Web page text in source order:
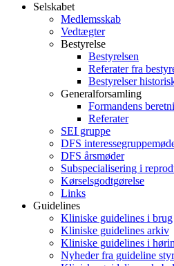
Selskabet
Medlemsskab
Vedtægter
Bestyrelse
Bestyrelsen
Referater fra
Bestyrelser
Generalforsamling
Formandens
Referater
SEI gruppe
DFS
DFS årsmøder
Subspecialisering i
Kørselsgodtgørelse
Links
Guidelines
Kliniske guidelines i brug
Kliniske guidelines arkiv
Kliniske guidelines i
Nyheder fra guideline